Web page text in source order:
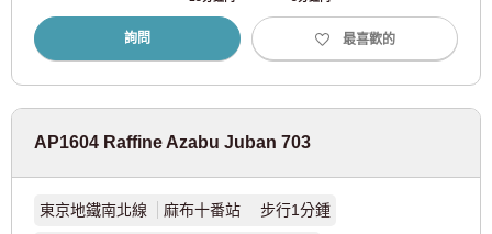
詢問 最喜歡的
AP1604 Raffine Azabu Juban 703
東京地鐵南北線 麻布十番站 步行1分鍾
東京都交通局
都營大江戶線 (119)
都營新宿線 (22)
17
18 19 21 22
23
25 27 28 29
決定
03-6712-4344